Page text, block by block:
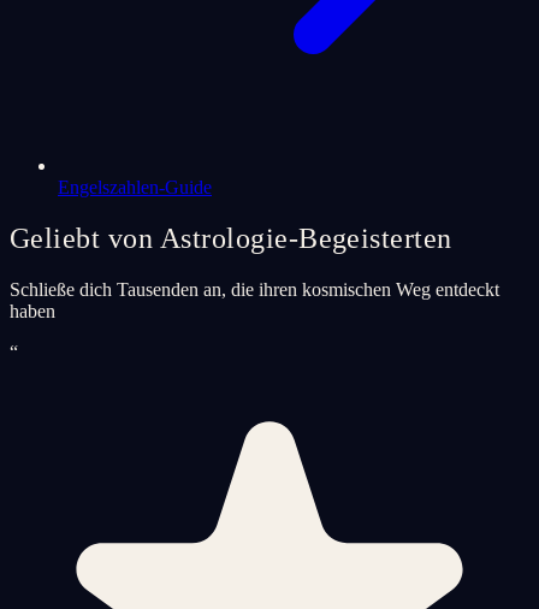
Engelszahlen-Guide
Geliebt von Astrologie-Begeisterten
Schließe dich Tausenden an, die ihren kosmischen Weg entdeckt
haben
“